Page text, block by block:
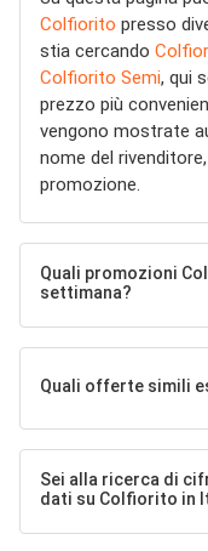
Colfiorito presso
stia cercando
Colfiorito Semi, qui
prezzo più
vengono mostrate
nome del
promozione.
Quali promozioni
settimana?
Quali offerte simili
Sei alla ricerca di
dati su Colfiorito in